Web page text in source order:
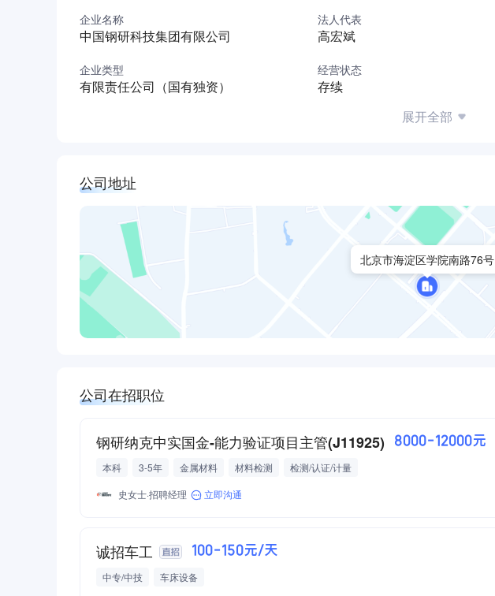
企业名称
中国钢研科技集团有限公司
法人代表
高宏斌
企业类型
有限责任公司（国有独资）
经营状态
存续
展开全部
公司地址
北京市海淀区学院南路76号
公司在招职位
钢研纳克中实国金-能力验证项目主管(J11925) 8000-12000元
本科 3-5年 金属材料 材料检测
检测/认证/计量
史女士·招聘经理
立即沟通
诚招车工 100-150元/天
中专/中技
车床设备